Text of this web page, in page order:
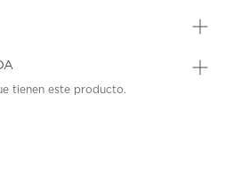
tienen este producto.